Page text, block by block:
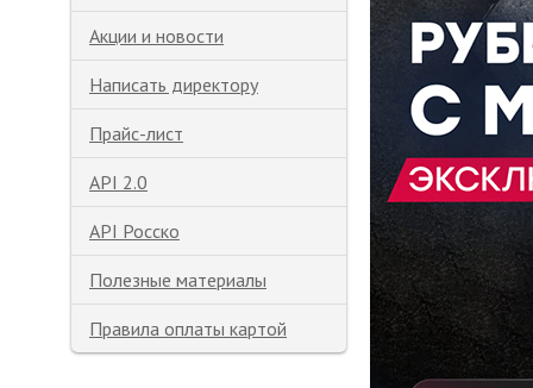
Акции и новости
Написать директору
Прайс-лист
API 2.0
API Росско
Полезные материалы
Правила оплаты картой